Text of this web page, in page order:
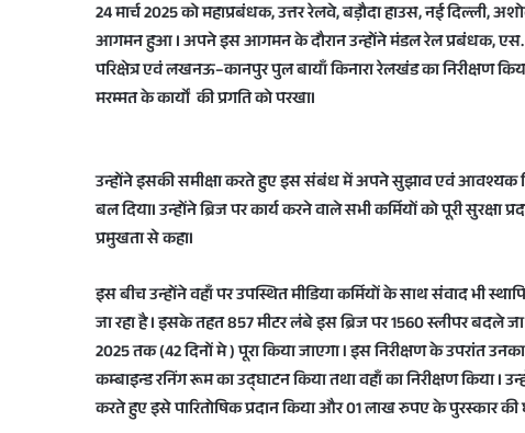
24 मार्च 2025 को महाप्रबंधक, उत्तर रेलवे, बड़ौदा हाउस, नई
आगमन हुआ I अपने इस आगमन के दौरान उन्होंने मंडल रेल प्रबंधक, एस.
परिक्षेत्र एवं लखनऊ–कानपुर पुल बायाँ किनारा रेलखंड का निरीक्षण
मरम्मत के कार्यों की प्रगति को परखाI
उन्होंने इसकी समीक्षा करते हुए इस संबंध में अपने सुझाव एवं आवश्यक
बल दियाI उन्होंने ब्रिज पर कार्य करने वाले सभी कर्मियों को पूरी
प्रमुखता से कहाI
इस बीच उन्होंने वहाँ पर उपस्थित मीडिया कर्मियों के साथ संवाद भी
जा रहा है I इसके तहत 857 मीटर लंबे इस ब्रिज पर 1560 स्लीपर बदले
2025 तक (42 दिनों मे ) पूरा किया जाएगा l इस निरीक्षण के उपरांत
कम्बाइन्ड रनिंग रूम का उद्घाटन किया तथा वहाँ का निरीक्षण किया
करते हुए इसे पारितोषिक प्रदान किया और 01 लाख रुपए के पुरस्कार की